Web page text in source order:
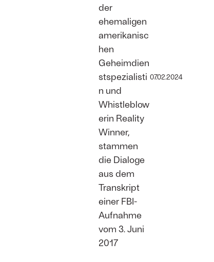
der
ehemaligen
amerikanisc
hen
Geheimdien
stspezialisti
n und
Whistleblow
erin Reality
Winner,
stammen
die Dialoge
aus dem
Transkript
einer FBI-
Aufnahme
vom 3. Juni
2017
07.02.2024